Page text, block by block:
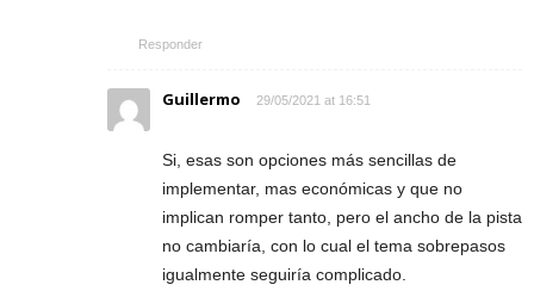
Responder
Guillermo 29/05/2021 at 16:51
Si, esas son opciones más sencillas de
implementar, mas económicas y que no
implican romper tanto, pero el ancho de la pista
no cambiaría, con lo cual el tema sobrepasos
igualmente seguiría complicado.